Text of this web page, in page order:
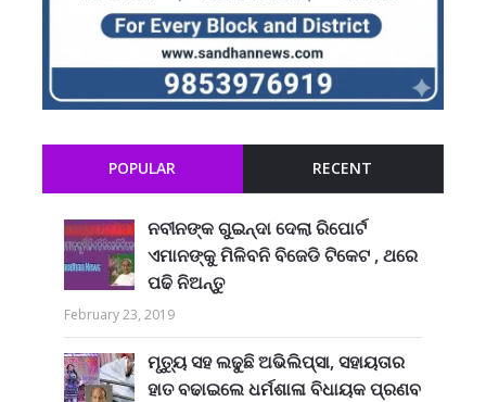
POPULAR RECENT
ନବୀନଙ୍କ ଗୁଇନ୍ଦା ଦେଲା ରିପୋର୍ଟ
ଏମାନଙ୍କୁ ମିଳିବନି ବିଜେଡି ଟିକେଟ , ଥରେ
ପଢି ନିଅନ୍ତୁ
February 23, 2019
ମୃତ୍ୟୁ ସହ ଲଢୁଛି ଅଭିଲିପ୍ସା, ସହାୟତାର
ହାତ ବଢାଇଲେ ଧର୍ମଶାଳା ବିଧାୟକ ପ୍ରଣବ